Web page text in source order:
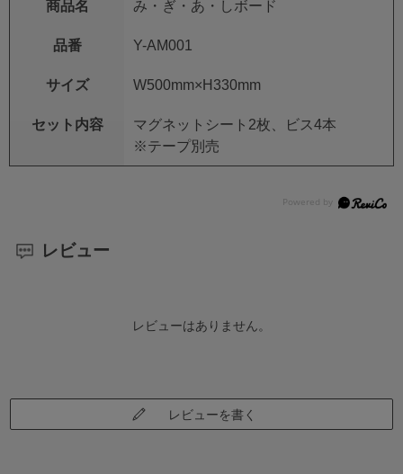
商品名 み・ぎ・あ・しボード
品番 Y-AM001
サイズ W500mm×H330mm
セット内容
マグネットシート2枚、ビス4本
※テープ別売
レビュー
レビューはありません。
レビューを書く